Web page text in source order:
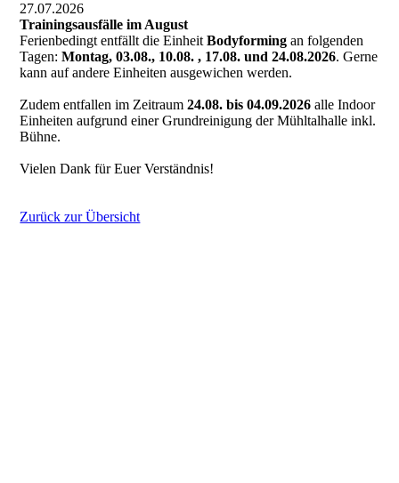
27.07.2026
Trainingsausfälle im August
Ferienbedingt entfällt die EinheitBodyforming an folgenden
Tagen:Montag, 03.08., 10.08. , 17.08. und 24.08.2026. Gerne
kann auf andere Einheiten ausgewichen werden.
Zudem entfallen im Zeitraum24.08. bis 04.09.2026 alle Indoor
Einheiten aufgrund einer Grundreinigung der Mühltalhalle inkl.
Bühne.
Vielen Dank für Euer Verständnis!
Zurück zur Übersicht